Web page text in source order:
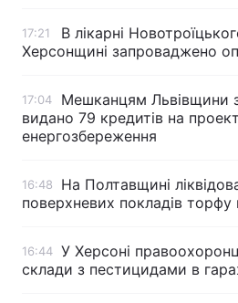
17:21
В лікарні
Херсонщині запроваджено
17:04
Мешканцям Львівщини
видано 79 кредитів на
енергозбереження
16:48
На Полтавщині
поверхневих покладів торфу
16:44 У Херсоні
склади з пестицидами в